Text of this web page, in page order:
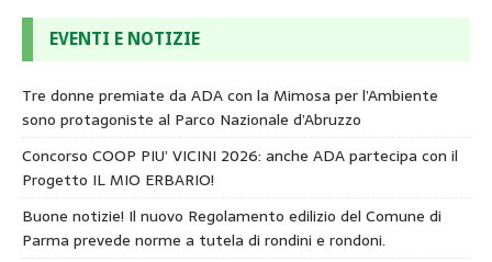
EVENTI E NOTIZIE
Tre donne premiate da ADA con la Mimosa per l’Ambiente
sono protagoniste al Parco Nazionale d’Abruzzo
Concorso COOP PIU’ VICINI 2026: anche ADA partecipa con il
Progetto IL MIO ERBARIO!
Buone notizie! Il nuovo Regolamento edilizio del Comune di
Parma prevede norme a tutela di rondini e rondoni.